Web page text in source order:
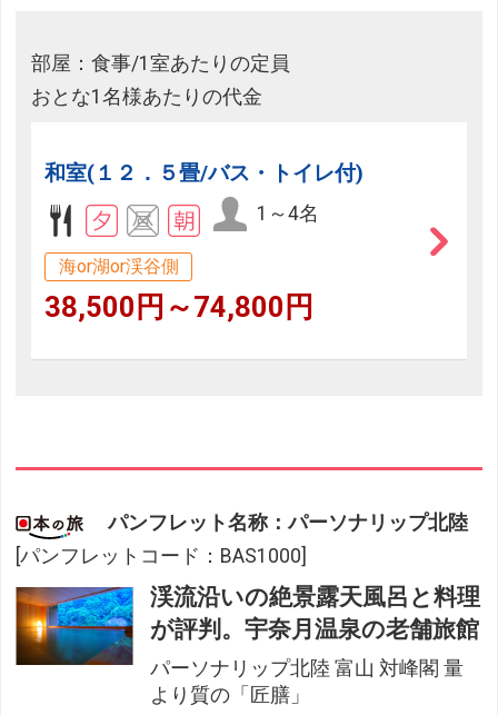
部屋：食事/1室あたりの定員
おとな1名様あたりの代金
和室(１２．５畳/バス・トイレ付)
1～4名
海or湖or渓谷側
38,500円～74,800円
パンフレット名称：パーソナリップ北陸
[パンフレットコード：BAS1000]
渓流沿いの絶景露天風呂と料理
が評判。宇奈月温泉の老舗旅館
パーソナリップ北陸 富山 対峰閣 量
より質の「匠膳」